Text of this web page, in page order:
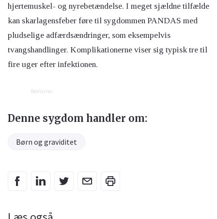
hjertemuskel- og nyrebetændelse. I meget sjældne tilfælde
kan skarlagensfeber føre til sygdommen PANDAS med
pludselige adfærdsændringer, som eksempelvis
tvangshandlinger. Komplikationerne viser sig typisk tre til
fire uger efter infektionen.
Reklame:
Denne sygdom handler om:
Børn og graviditet